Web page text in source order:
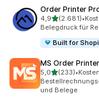
Order Printer
4,9von 5 Sternen
(2.681)
2681 •
Belegdruck für
Built for
MS Order
5,0von 5 Sternen
(233)
233 Rezensionen
•
und Belege